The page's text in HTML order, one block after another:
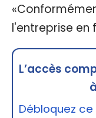
l'entreprise en
L’accès
Débloquez